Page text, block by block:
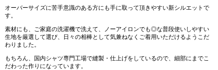
オーバーサイズに苦手意識のある方にも手に取って頂きやすい新シルエットで
す。
素材にも、ご家庭の洗濯機で洗えて、ノーアイロンでも◎な普段使いしやすい
生地を厳選して選び、日々の相棒として気兼ねなくご着用いただけるようこだ
わりました。
もちろん、国内シャツ専門工場で縫製・仕上げをしているので、細部にまでこ
だわった作りになっています。